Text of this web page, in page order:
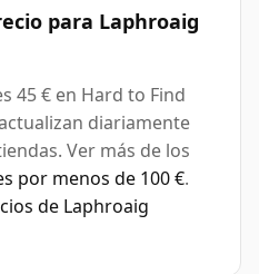
para Laphroaig
45 € en Hard to Find
diariamente
Ver más de los
por menos de 100 €.
de Laphroaig